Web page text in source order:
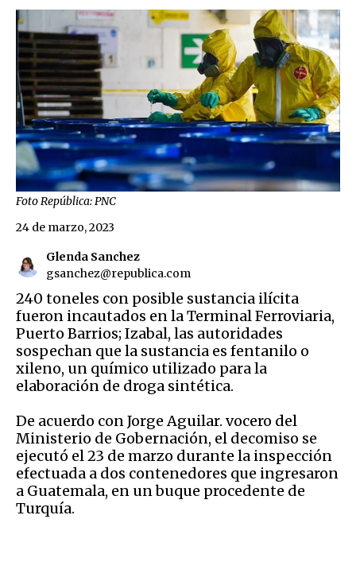
Foto República: PNC
Glenda Sanchez
gsanchez@republica.com
24 de marzo, 2023
240 toneles con posible sustancia ilícita
fueron incautados en la Terminal Ferroviaria,
Puerto Barrios; Izabal, las autoridades
sospechan que la sustancia es fentanilo o
xileno, un químico utilizado para la
elaboración de droga sintética.
De acuerdo con Jorge Aguilar. vocero del
Ministerio de Gobernación, el decomiso se
ejecutó el 23 de marzo durante la inspección
efectuada a dos contenedores que ingresaron
a Guatemala, en un buque procedente de
Turquía.